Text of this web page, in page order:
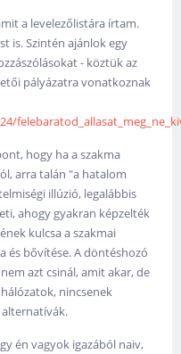
a levelezőlistára írtam.
is. Szintén ajánlok egy
- köztük az
pályázatra vonatkoznak
hogy ha a szakma
arra talán "a hatalom
illúzió, legalábbis
ahogy gyakran képzelték
kulcsa a szakmai
és bővítése. A döntéshozó
azt csinál, amit akar, de
nincsenek
én vagyok igazából naiv,